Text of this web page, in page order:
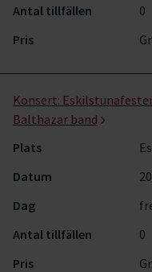
Antal tillfällen
0
Pris
Konsert:
Balthazar band
Plats
Datum
Dag
Antal tillfällen
0
Pris